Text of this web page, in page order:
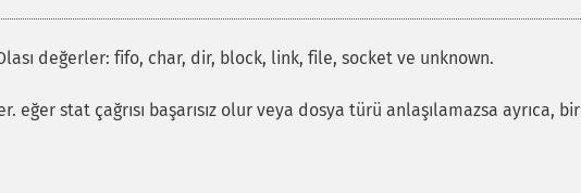
değerler: fifo, char, dir, block, link, file, socket ve unknown.
eğer stat çağrısı başarısız olur veya dosya türü anlaşılamazsa ayrıca, bir